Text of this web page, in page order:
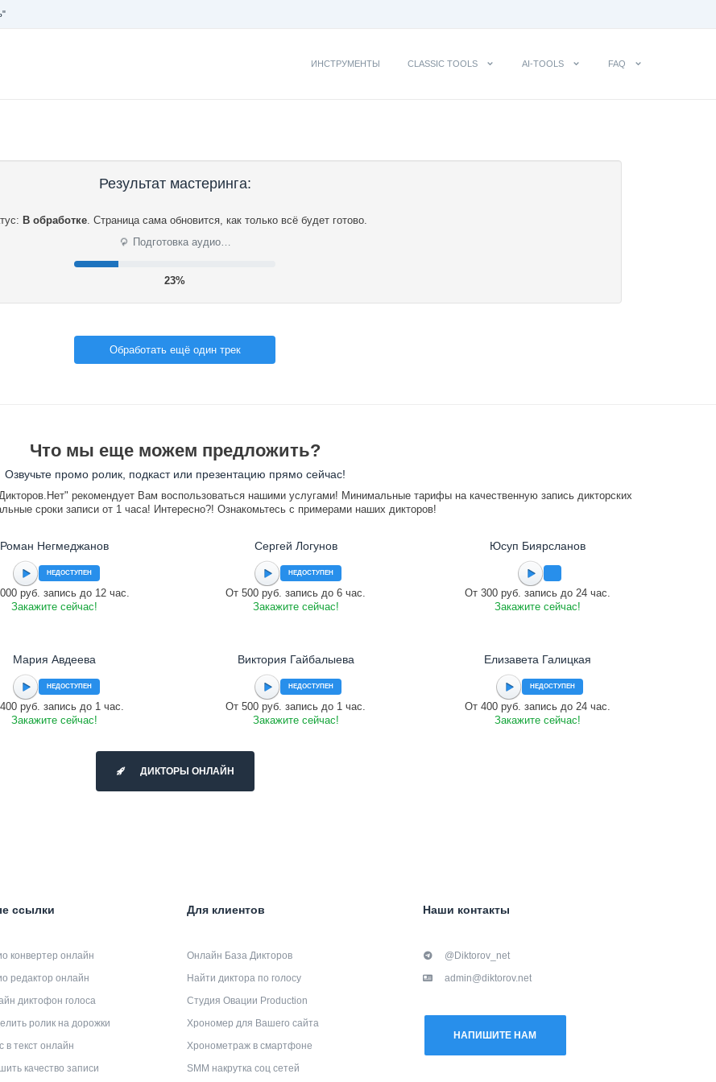
ИНСТРУМЕНТЫ CLASSIC TOOLS AI-TOOLS FAQ
Результат мастеринга:
В обработке. Страница сама обновится, как только всё будет готово.
⟳ Подготовка аудио…
23%
Обработать ещё один трек
Что мы еще можем предложить?
Озвучьте промо ролик, подкаст или презентацию прямо сейчас!
рекомендует Вам воспользоваться нашими услугами! Минимальные тарифы на качественную запись дикторских
сроки записи от 1 часа! Интересно?! Ознакомьтесь с примерами наших дикторов!
Роман Негмеджанов
НЕДОСТУПЕН
руб. запись до 12 час.
Закажите сейчас!
Сергей Логунов
НЕДОСТУПЕН
От 500 руб. запись до 6 час.
Закажите сейчас!
Юсуп Биярсланов
От 300 руб. запись до 24 час.
Закажите сейчас!
Мария Авдеева
НЕДОСТУПЕН
руб. запись до 1 час.
Закажите сейчас!
Виктория Гайбалыева
НЕДОСТУПЕН
От 500 руб. запись до 1 час.
Закажите сейчас!
Елизавета Галицкая
НЕДОСТУПЕН
От 400 руб. запись до 24 час.
Закажите сейчас!
ДИКТОРЫ ОНЛАЙН
ссылки
конвертер онлайн
редактор онлайн
диктофон голоса
ролик на дорожки
в текст онлайн
качество записи
Для клиентов
Онлайн База Дикторов
Найти диктора по голосу
Студия Овации Production
Хрономер для Вашего сайта
Хронометраж в смартфоне
SMM накрутка соц сетей
Наши контакты
@Diktorov_net
admin@diktorov.net
НАПИШИТЕ НАМ